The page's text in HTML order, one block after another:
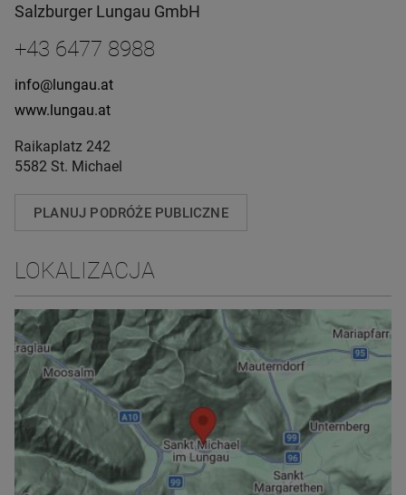
Salzburger Lungau GmbH
+43 6477 8988
info@lungau.at
www.lungau.at
Raikaplatz 242
5582 St. Michael
PLANUJ PODRÓŻE PUBLICZNE
LOKALIZACJA